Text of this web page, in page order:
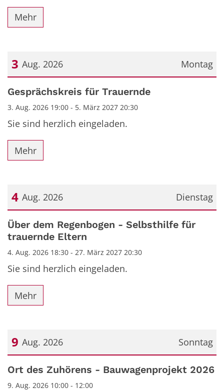
Mehr
Montag
3 Aug. 2026
Datum: 3. August 2026
Gesprächskreis für Trauernde
3. Aug. 2026 19:00 - 5. März 2027 20:30
Sie sind herzlich eingeladen.
Mehr
Dienstag
4 Aug. 2026
Datum: 4. August 2026
Über dem Regenbogen - Selbsthilfe für
trauernde Eltern
4. Aug. 2026 18:30 - 27. März 2027 20:30
Sie sind herzlich eingeladen.
Mehr
Sonntag
9 Aug. 2026
Datum: 9. August 2026
Ort des Zuhörens - Bauwagenprojekt 2026
9. Aug. 2026 10:00 - 12:00